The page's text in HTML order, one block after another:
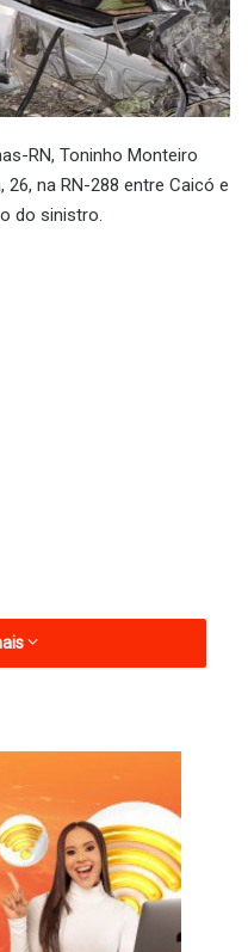
RN, Toninho Monteiro
na RN-288 entre Caicó e
do sinistro.
acionado, além da PRF e
sendo apuradas pelos